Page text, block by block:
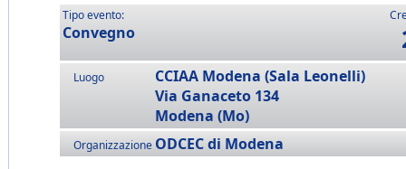
Tipo evento:
Convegno
Luogo
CCIAA Modena (Sala Leonelli)
Via Ganaceto 134
Modena (Mo)
Organizzazione ODCEC di Modena